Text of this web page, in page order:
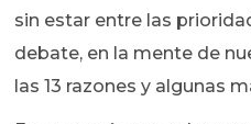
sin estar entre las
debate, en la mente de
las 13 razones y algunas